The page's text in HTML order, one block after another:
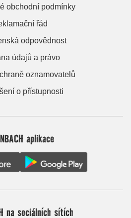
obchodní podmínky
řád
odpovědnost
údajů a právo
oznamovatelů
o přístupnosti
aplikace
na sociálních sítích